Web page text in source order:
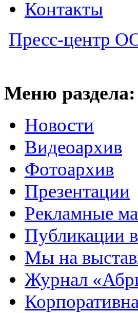
Контакты
Пресс-центр
Меню раздела:
Новости
Видеоархив
Фотоархив
Презентации
Рекламные
Публикации
Мы на
Журнал